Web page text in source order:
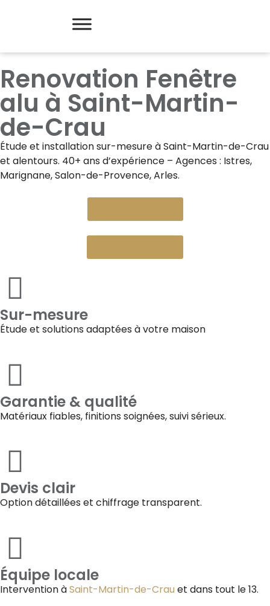
Renovation Fenêtre
alu à Saint-Martin-
de-Crau
Étude et installation sur-mesure àSaint-Martin-de-Crau
et alentours. 40+ ans d’expérience – Agences : Istres,
Marignane, Salon-de-Provence, Arles.
Sur-mesure
Étude et solutions adaptées à votre maison
Garantie & qualité
Matériaux fiables, finitions soignées, suivi sérieux.
Devis clair
Option détaillées et chiffrage transparent.
Équipe locale
Intervention àSaint-Martin-de-Crau et dans tout le 13.